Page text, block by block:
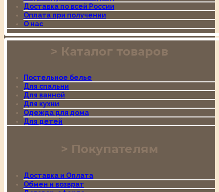
Доставка по всей России
Оплата при получении
О нас
Каталог товаров
Постельное белье
Для спальни
Для ванной
Для кухни
Одежда для дома
Для детей
Покупателям
Доставка и Оплата
Обмен и возврат